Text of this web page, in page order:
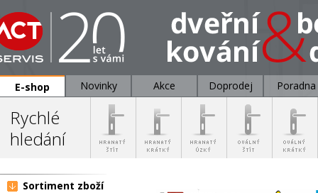
E-shop Novinky Akce Doprodej Poradna
Rychlé
hledání
Sortiment zboží